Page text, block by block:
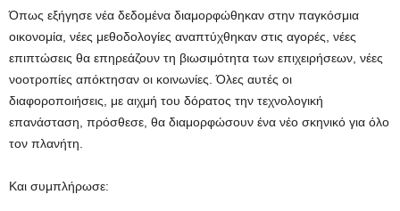
Όπως εξήγησε νέα δεδομένα διαμορφώθηκαν στην παγκόσμια
οικονομία, νέες μεθοδολογίες αναπτύχθηκαν στις αγορές, νέες
επιπτώσεις θα επηρεάζουν τη βιωσιμότητα των επιχειρήσεων, νέες
νοοτροπίες απόκτησαν οι κοινωνίες. Όλες αυτές οι
διαφοροποιήσεις, με αιχμή του δόρατος την τεχνολογική
επανάσταση, πρόσθεσε, θα διαμορφώσουν ένα νέο σκηνικό για όλο
τον πλανήτη.
Και συμπλήρωσε: